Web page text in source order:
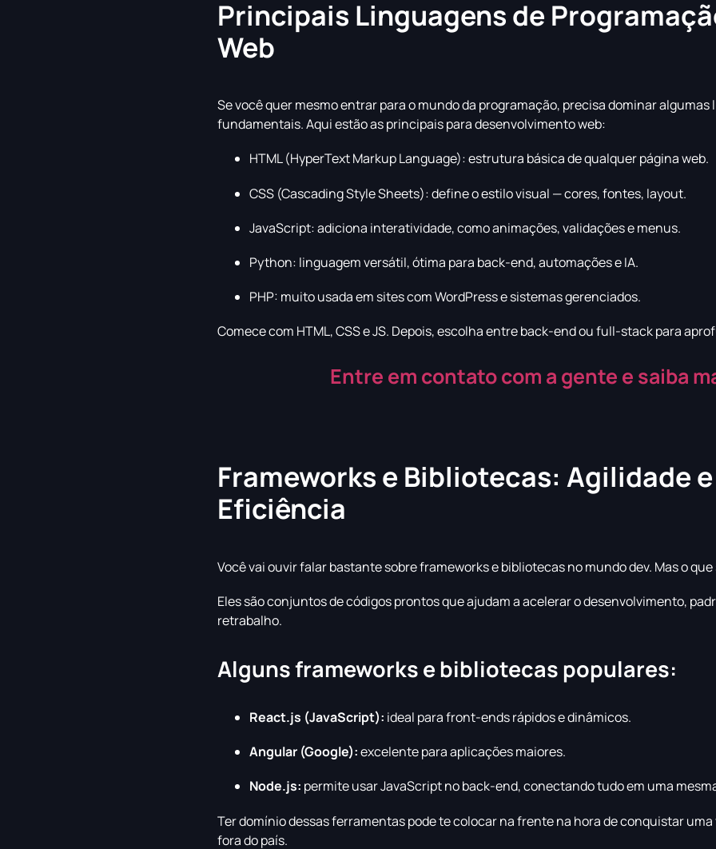
Principais Linguagens de
Web
Se você quer mesmo entrar para o mundo da programação, precisa dominar algumas
fundamentais. Aqui estão as principais para desenvolvimento web:
HTML (HyperText Markup Language): estrutura básica de qualquer página web.
CSS (Cascading Style Sheets): define o estilo visual — cores, fontes, layout.
JavaScript: adiciona interatividade, como animações, validações e menus.
Python: linguagem versátil, ótima para back-end, automações e IA.
PHP: muito usada em sites com WordPress e sistemas gerenciados.
Comece com HTML, CSS e JS. Depois, escolha entre back-end ou full-stack para
Entre em contato com a gente e saiba
Frameworks e Bibliotecas: Agilidade e
Eficiência
Você vai ouvir falar bastante sobre frameworks e bibliotecas no mundo dev. Mas o que
Eles são conjuntos de códigos prontos que ajudam a acelerar o desenvolvimento,
retrabalho.
Alguns frameworks e bibliotecas populares:
React.js (JavaScript): ideal para front-ends rápidos e dinâmicos.
Angular (Google):excelente para aplicações maiores.
Node.js: permite usar JavaScript no back-end, conectando tudo em uma
Ter domínio dessas ferramentas pode te colocar na frente na hora de conquistar
fora do país.